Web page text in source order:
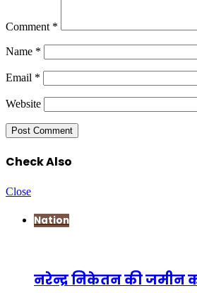
Comment *
Name *
Email *
Website
Check Also
Close
Nation
नरेन्द्र निकेतन की जमीन